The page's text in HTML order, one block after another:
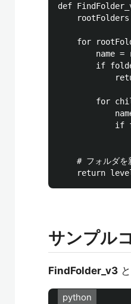
def
for
name =
if
for
if
# フォルダを
サンプル
FindFolder_v3 と
python